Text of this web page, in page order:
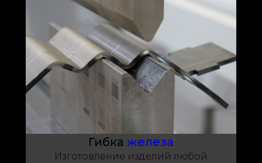
Гибка железа
Изготовление изделий любой